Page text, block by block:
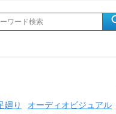
廻り オーディオビジュアル